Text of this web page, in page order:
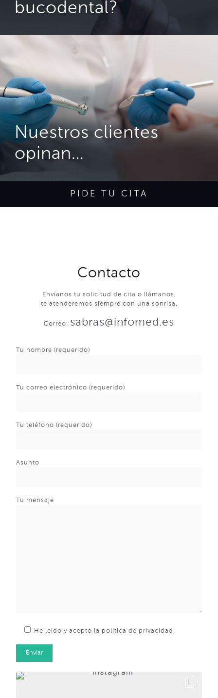
bucodental?
Nuestros clientes
opinan…
PIDE TU CITA
Contacto
Envíanos tu solicitud de cita o llámanos,
te atenderemos siempre con una sonrisa.
Correo: sabras@infomed.es
Tu nombre (requerido)
Tu correo electrónico (requerido)
Tu teléfono (requerido)
Asunto
Tu mensaje
He leído y acepto la política de privacidad.